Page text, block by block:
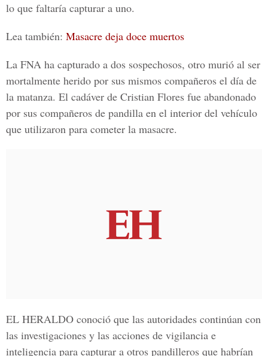
lo que faltaría capturar a uno.
Lea también: Masacre deja doce muertos
La FNA ha capturado a dos sospechosos, otro murió al ser
mortalmente herido por sus mismos compañeros el día de
la matanza. El cadáver de Cristian Flores fue abandonado
por sus compañeros de pandilla en el interior del vehículo
que utilizaron para cometer la masacre.
EL HERALDO conoció que las autoridades continúan con
las investigaciones y las acciones de vigilancia e
inteligencia para capturar a otros pandilleros que habrían